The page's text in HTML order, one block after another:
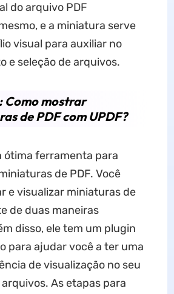
do arquivo PDF
e a miniatura serve
visual para auxiliar no
e seleção de arquivos.
Como mostrar
de PDF com UPDF?
ótima ferramenta para
de PDF. Você
e visualizar miniaturas de
de duas maneiras
disso, ele tem um plugin
para ajudar você a ter uma
de visualização no seu
As etapas para